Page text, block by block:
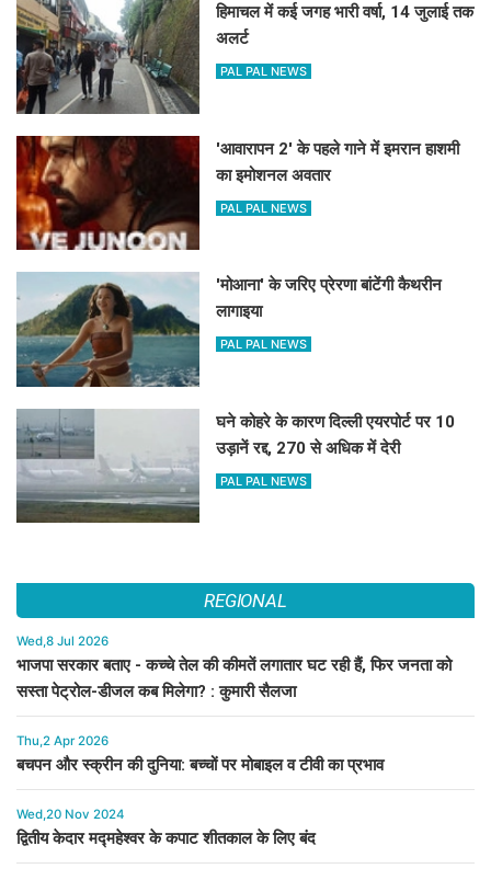
हिमाचल में कई जगह भारी वर्षा, 14 जुलाई तक
अलर्ट
PAL PAL NEWS
'आवारापन 2' के पहले गाने में इमरान हाशमी
का इमोशनल अवतार
PAL PAL NEWS
'मोआना' के जरिए प्रेरणा बांटेंगी कैथरीन
लागाइया
PAL PAL NEWS
घने कोहरे के कारण दिल्ली एयरपोर्ट पर 10
उड़ानें रद्द, 270 से अधिक में देरी
PAL PAL NEWS
REGIONAL
Wed,8 Jul 2026
भाजपा सरकार बताए - कच्चे तेल की कीमतें लगातार घट रही हैं, फिर जनता को
सस्ता पेट्रोल-डीजल कब मिलेगा? : कुमारी सैलजा
Thu,2 Apr 2026
बचपन और स्क्रीन की दुनिया: बच्चों पर मोबाइल व टीवी का प्रभाव
Wed,20 Nov 2024
द्वितीय केदार मद्महेश्वर के कपाट शीतकाल के लिए बंद